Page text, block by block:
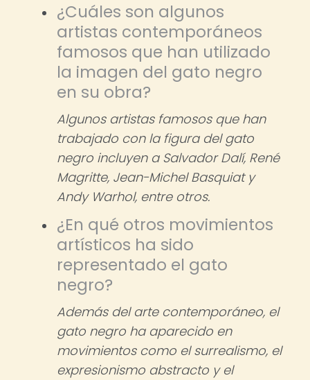
¿Cuáles son algunos
artistas contemporáneos
famosos que han utilizado
la imagen del gato negro
en su obra?
Algunos artistas famosos que han
trabajado con la figura del gato
negro incluyen a Salvador Dalí, René
Magritte, Jean-Michel Basquiat y
Andy Warhol, entre otros.
¿En qué otros movimientos
artísticos ha sido
representado el gato
negro?
Además del arte contemporáneo, el
gato negro ha aparecido en
movimientos como el surrealismo, el
expresionismo abstracto y el